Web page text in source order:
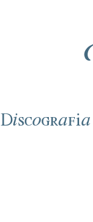
Discografía